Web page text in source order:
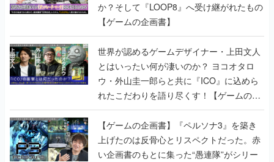
か？そして『LOOP8』へ受け継がれたもの
【ゲームの企画書】
世界が認めるゲームデザイナー・上田文人
とはいったい何が凄いのか？ ヨコオタロ
ウ・外山圭一郎らと共に『ICO』に込めら
れたこだわりを語り尽くす！【ゲームの企
画書】
【ゲームの企画書】『ペルソナ3』を築き
上げたのは反骨心とリスペクトだった。赤
い企画書のもとに集った“愚連隊”がシリー